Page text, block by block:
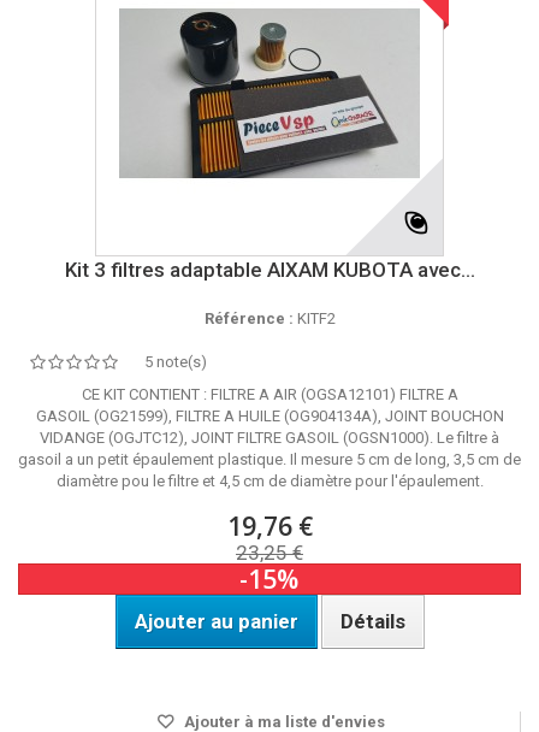
Kit 3 filtres adaptable AIXAM KUBOTA avec...
Référence : KITF2
5 note(s)
CE KIT CONTIENT : FILTRE A AIR (OGSA12101) FILTRE A
GASOIL (OG21599), FILTRE A HUILE (OG904134A), JOINT BOUCHON
VIDANGE (OGJTC12), JOINT FILTRE GASOIL (OGSN1000). Le filtre à
gasoil a un petit épaulement plastique. Il mesure 5 cm de long, 3,5 cm de
diamètre pou le filtre et 4,5 cm de diamètre pour l'épaulement.
19,76 €
23,25 €
-15%
Ajouter au panier Détails
Ajouter à ma liste d'envies